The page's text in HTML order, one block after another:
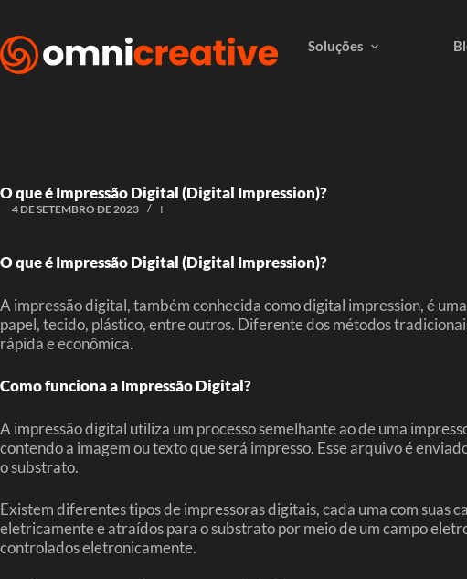
Soluções
O que é Impressão Digital (Digital Impression)?
4 DE SETEMBRO DE 2023 I
O que é Impressão Digital (Digital Impression)?
A impressão digital, também conhecida como digital impression, é
papel, tecido, plástico, entre outros. Diferente dos métodos
rápida e econômica.
Como funciona a Impressão Digital?
A impressão digital utiliza um processo semelhante ao de uma
contendo a imagem ou texto que será impresso. Esse arquivo é
o substrato.
Existem diferentes tipos de impressoras digitais, cada uma com
eletricamente e atraídos para o substrato por meio de um campo
controlados eletronicamente.